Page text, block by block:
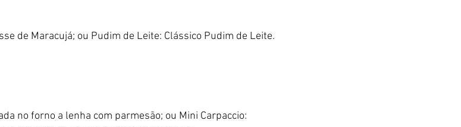
de Maracujá; ou Pudim de Leite: Clássico Pudim de Leite.
no forno a lenha com parmesão; ou Mini Carpaccio: